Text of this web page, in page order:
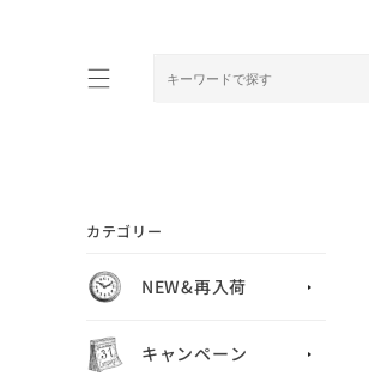
カテゴリー
NEW&再入荷
キャンペーン